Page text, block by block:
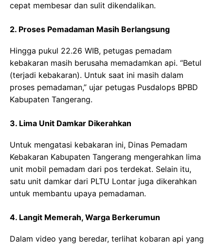
cepat membesar dan sulit dikendalikan.
2. Proses Pemadaman Masih Berlangsung
Hingga pukul 22.26 WIB, petugas pemadam
kebakaran masih berusaha memadamkan api. “Betul
(terjadi kebakaran). Untuk saat ini masih dalam
proses pemadaman,” ujar petugas Pusdalops BPBD
Kabupaten Tangerang.
3. Lima Unit Damkar Dikerahkan
Untuk mengatasi kebakaran ini, Dinas Pemadam
Kebakaran Kabupaten Tangerang mengerahkan lima
unit mobil pemadam dari pos terdekat. Selain itu,
satu unit damkar dari PLTU Lontar juga dikerahkan
untuk membantu upaya pemadaman.
4. Langit Memerah, Warga Berkerumun
Dalam video yang beredar, terlihat kobaran api yang